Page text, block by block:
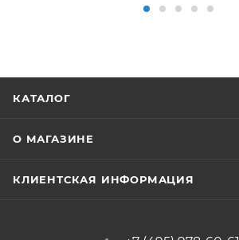
КАТАЛОГ
О МАГАЗИНЕ
КЛИЕНТСКАЯ ИНФОРМАЦИЯ